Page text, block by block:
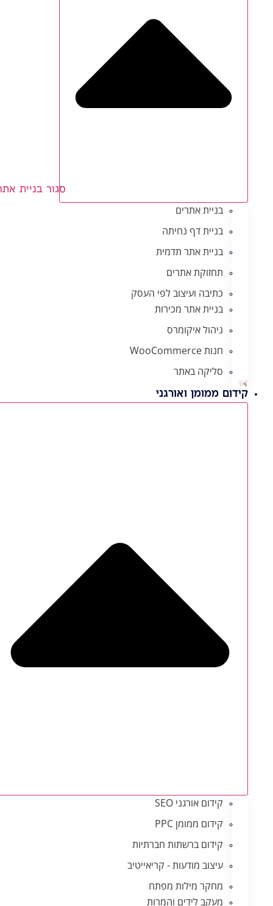
סגור בניית
בניית אתרים
בניית דף נחיתה
בניית אתר תדמית
תחזוקת אתרים
כתיבה ועיצוב לפי העסק
בניית אתר מכירות
ניהול איקומרס
חנות WooCommerce
סליקה באתר
קידום ממומן ואורגני
קידום אורגני SEO
קידום ממומן PPC
קידום ברשתות חברתיות
עיצוב מודעות - קריאייטיב
מחקר מילות מפתח
מעקב לידים והמרות